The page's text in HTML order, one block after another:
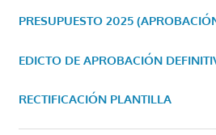
PRESUPUESTO 2025
EDICTO DE APROBACIÓN
RECTIFICACIÓN PLANTILLA